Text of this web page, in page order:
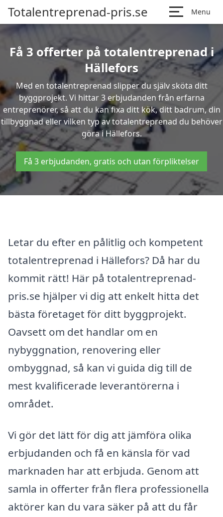
Totalentreprenad-pris.se Menu
Få 3 offerter på totalentreprenad i
Hällefors
Med en totalentreprenad slipper du själv sköta ditt
byggprojekt. Vi hittar 3 erbjudanden från erfarna
entreprenörer, så att du kan fixa ditt kök, ditt badrum, din
tillbyggnad eller vilken typ av totalentreprenad du behöver
göra i Hällefors.
Få 3 erbjudanden, gratis och utan förpliktelser
Letar du efter en pålitlig och kompetent
totalentreprenad i Hällefors? Då har du
kommit rätt! Här på totalentreprenad-
pris.se hjälper vi dig att enkelt hitta det
bästa företaget för ditt byggprojekt.
Oavsett om det handlar om en
nybyggnation, renovering eller
ombyggnad, så kan vi guida dig till de
mest kvalificerade leverantörerna i
området.
Vi gör det lätt för dig att jämföra olika
erbjudanden och få en känsla för vad
marknaden har att erbjuda. Genom att
samla in offerter från flera professionella
aktörer kan du vara säker på att du får